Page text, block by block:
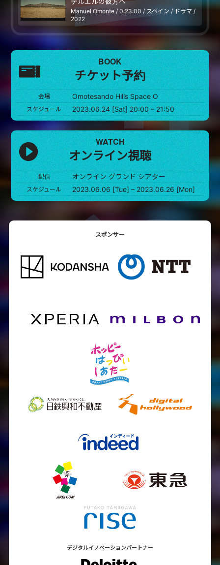
Manuel Omonte / 0:23:00 / スペイン / ドラマ /
2022
BOOK
チケット予約
会場 Omotesando Hills Space O
スケジュール 2023.06.24 [Sat] 20:00 – 21:50
WATCH
オンライン視聴
配信 オンライン グランド シアター
スケジュール 2023.06.06 [Tue] – 2023.06.26 [Mon]
スポンサー
デジタルイノベーションパートナー